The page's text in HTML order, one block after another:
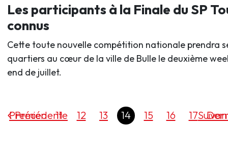
Les participants à la Finale du SP
connus
Cette toute nouvelle compétition nationale prendra
quartiers au cœur de la ville de Bulle le deuxième
end de juillet.
Précédente
Premier 11 12 13 14 15 16 17